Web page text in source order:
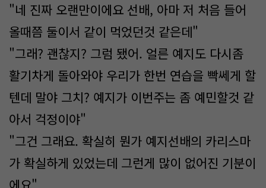
"네 진짜 오랜만이에요 선배, 아마 저 처음 들어
올때쯤 둘이서 같이 먹었던것 같은데"
"그래? 괜찮지? 그럼 됐어. 얼른 예지도 다시좀
활기차게 돌아와야 우리가 한번 연습을 빡쎄게 할
텐데 말야 그치? 예지가 이번주는 좀 예민할것 같
아서 걱정이야"
"그건 그래요. 확실히 뭔가 예지선배의 카리스마
가 확실하게 있었는데 그런게 많이 없어진 기분이
에요"